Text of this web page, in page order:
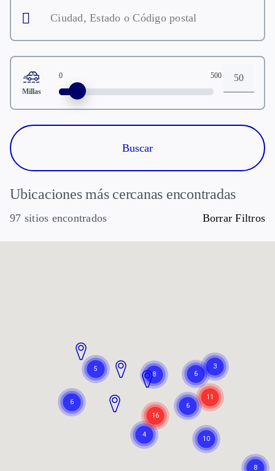
Estado
Millas
0 500 Distancia
Ubicaciones más cercanas encontradas
97 sitios encontrados